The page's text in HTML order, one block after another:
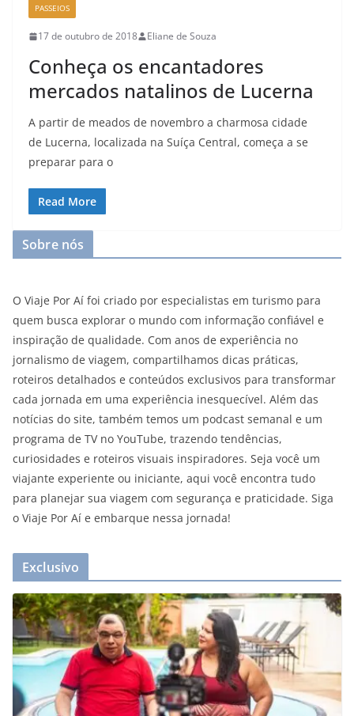
PASSEIOS
17 de outubro de 2018 Eliane de Souza
Conheça os encantadores
mercados natalinos de Lucerna
A partir de meados de novembro a charmosa cidade
de Lucerna, localizada na Suíça Central, começa a se
preparar para o
Read More
Sobre nós
O Viaje Por Aí foi criado por especialistas em turismo para
quem busca explorar o mundo com informação confiável e
inspiração de qualidade. Com anos de experiência no
jornalismo de viagem, compartilhamos dicas práticas,
roteiros detalhados e conteúdos exclusivos para transformar
cada jornada em uma experiência inesquecível. Além das
notícias do site, também temos um podcast semanal e um
programa de TV no YouTube, trazendo tendências,
curiosidades e roteiros visuais inspiradores. Seja você um
viajante experiente ou iniciante, aqui você encontra tudo
para planejar sua viagem com segurança e praticidade. Siga
o Viaje Por Aí e embarque nessa jornada!
Exclusivo